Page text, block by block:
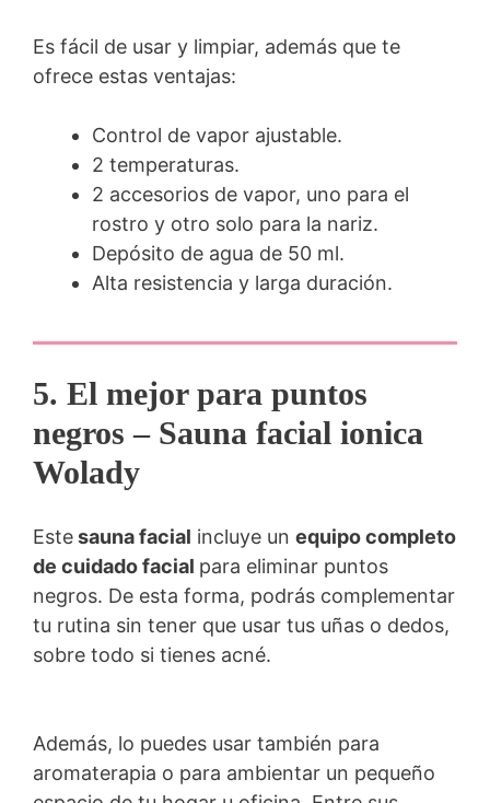
Es fácil de usar y limpiar, además que te
ofrece estas ventajas:
Control de vapor ajustable.
2 temperaturas.
2 accesorios de vapor, uno para el
rostro y otro solo para la nariz.
Depósito de agua de 50 ml.
Alta resistencia y larga duración.
5. El mejor para puntos
negros – Sauna facial ionica
Wolady
Estesauna facial incluye un equipo completo
de cuidado facial para eliminar puntos
negros. De esta forma, podrás complementar
tu rutina sin tener que usar tus uñas o dedos,
sobre todo si tienes acné.
Además, lo puedes usar también para
aromaterapia o para ambientar un pequeño